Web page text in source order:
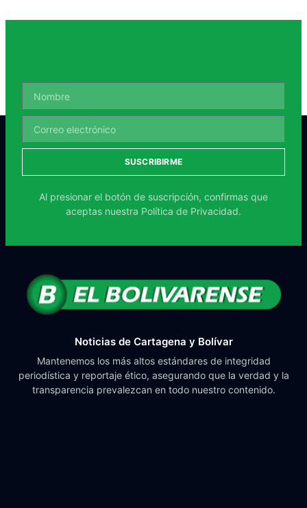
SUSCRIBIRME
Al presionar el botón de suscripción, confirmas que
aceptas nuestra Política de Privacidad.
Noticias de Cartagena y Bolívar
Mantenemos los más altos estándares de integridad
periodística y reportaje ético, asegurando que la verdad y la
transparencia prevalezcan en todo nuestro contenido.